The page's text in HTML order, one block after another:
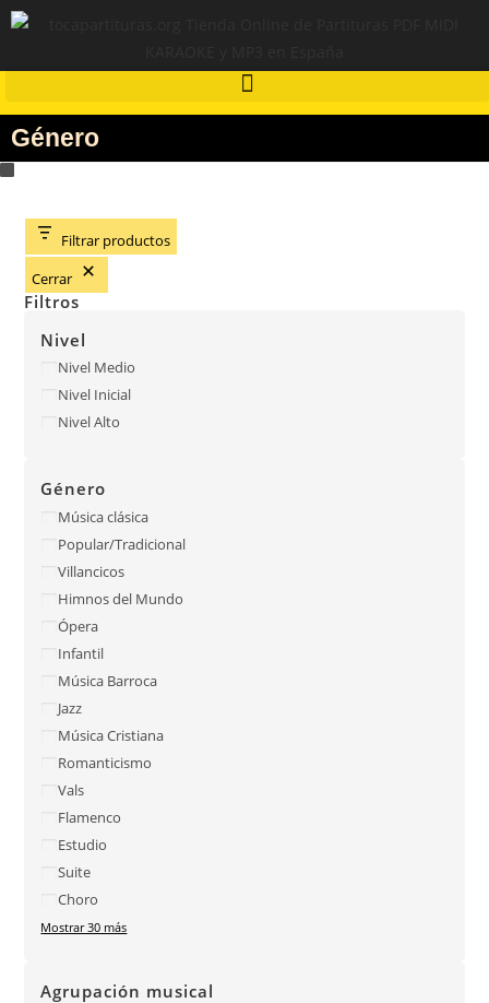
Género
Filtrar productos
Cerrar
Filtros
Nivel
Nivel Medio
Nivel Inicial
Nivel Alto
Género
Música clásica
Popular/Tradicional
Villancicos
Himnos del Mundo
Ópera
Infantil
Música Barroca
Jazz
Música Cristiana
Romanticismo
Vals
Flamenco
Estudio
Suite
Choro
Mostrar 30 más
Agrupación musical